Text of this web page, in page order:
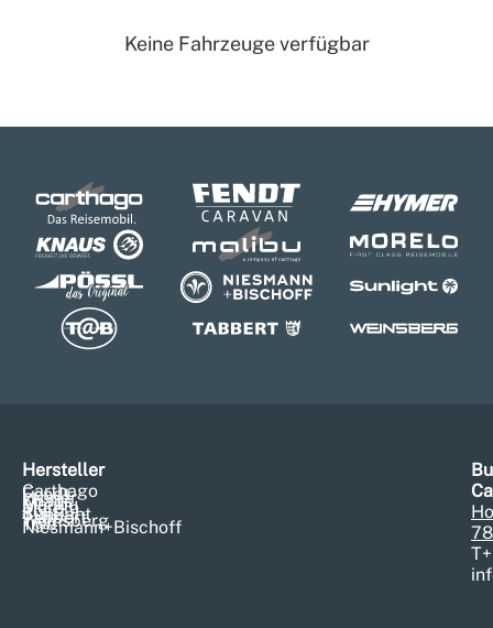
Keine Fahrzeuge verfügbar
Hersteller
Carthago
Fendt
Hymer
Knaus
Malibu
Morelo
Pössl
Sunlight
Tabbert
Weinsberg
T@b
Niesmann+Bischoff
T